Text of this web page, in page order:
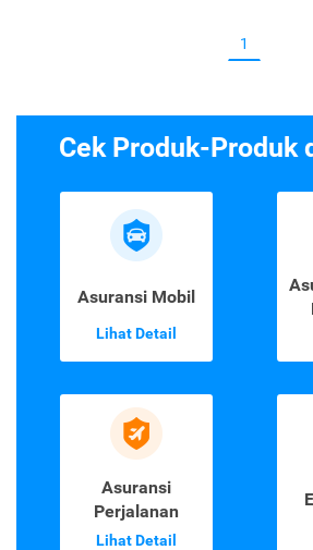
1
Cek Produk-Produk
Asuransi Mobil
Lihat Detail
Asuransi
Perjalanan
Lihat Detail